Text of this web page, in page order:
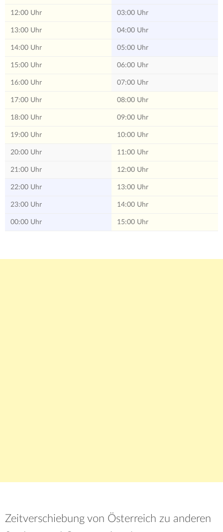
12:00 Uhr 03:00 Uhr
13:00 Uhr 04:00 Uhr
14:00 Uhr 05:00 Uhr
15:00 Uhr 06:00 Uhr
16:00 Uhr 07:00 Uhr
17:00 Uhr 08:00 Uhr
18:00 Uhr 09:00 Uhr
19:00 Uhr 10:00 Uhr
20:00 Uhr 11:00 Uhr
21:00 Uhr 12:00 Uhr
22:00 Uhr 13:00 Uhr
23:00 Uhr 14:00 Uhr
00:00 Uhr 15:00 Uhr
Zeitverschiebung von Österreich zu anderen